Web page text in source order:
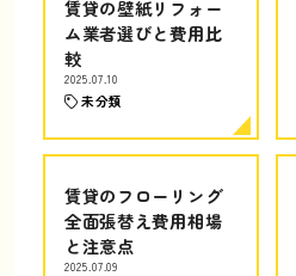
賃貸の壁紙リフォー
ム業者選びと費用比
較
2025.07.10
未分類
賃貸のフローリング
全面張替え費用相場
と注意点
2025.07.09